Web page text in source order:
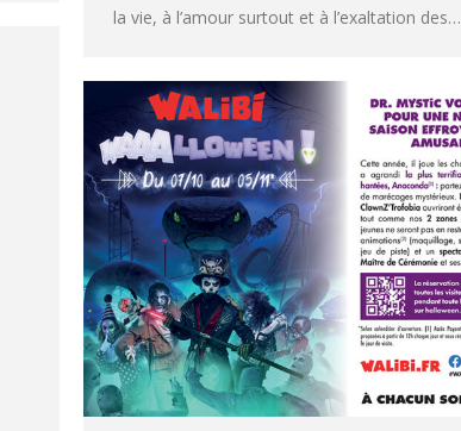
la vie, à l’amour surtout et à l’exaltation des…